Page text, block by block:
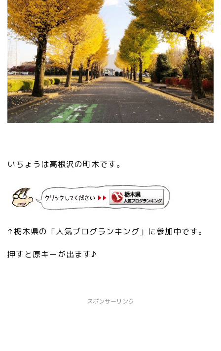
いちょうは高根沢の町木です。
↑栃木県の「人気ブログランキング」に参加中です。
押すと原キーが出ます♪
スポンサーリンク